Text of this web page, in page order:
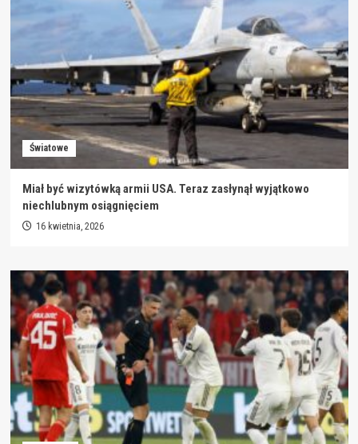
Światowe
Miał być wizytówką armii USA. Teraz zasłynął wyjątkowo
niechlubnym osiągnięciem
16 kwietnia, 2026